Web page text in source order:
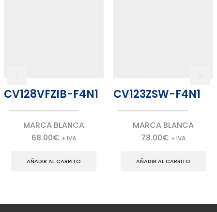
CV128VFZIB-F4N1
MARCA BLANCA
68.00€ + IVA
AÑADIR AL CARRITO
CV123ZSW-F4N1
MARCA BLANCA
78.00€ + IVA
AÑADIR AL CARRITO